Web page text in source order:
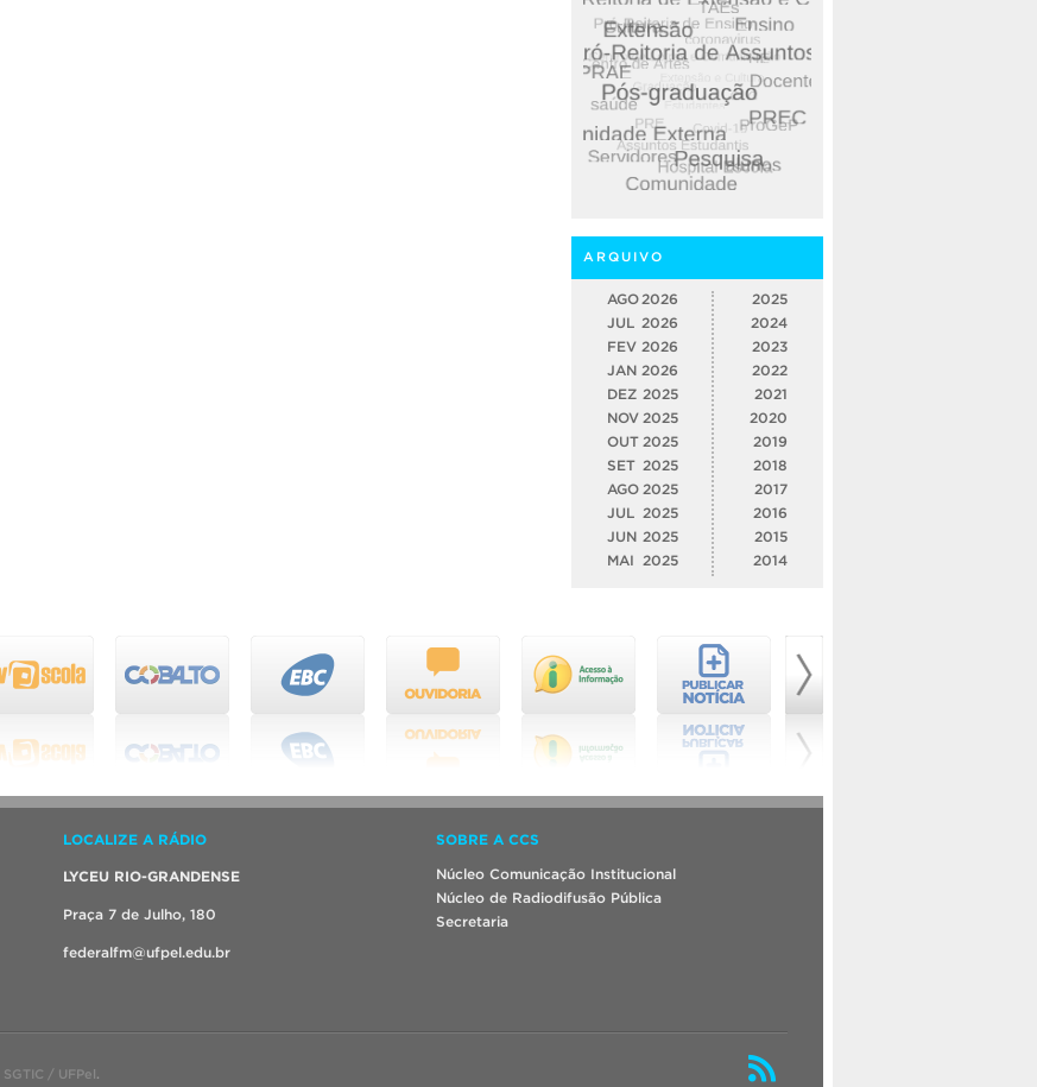
ARQUIVO
AGO 2026
JUL 2026
FEV 2026
JAN 2026
DEZ 2025
NOV 2025
OUT 2025
SET 2025
AGO 2025
JUL
2025
JUN 2025
MAI
2025
2025
2024
2023
2022
2021
2020
2019
2018
2017
2016
2015
2014
LOCALIZE A RÁDIO
LYCEU RIO-GRANDENSE
Praça 7 de Julho, 180
federalfm@ufpel.edu.br
SOBRE A CCS
Núcleo Comunicação Institucional
Núcleo de Radiodifusão Pública
Secretaria
SGTIC / UFPel .